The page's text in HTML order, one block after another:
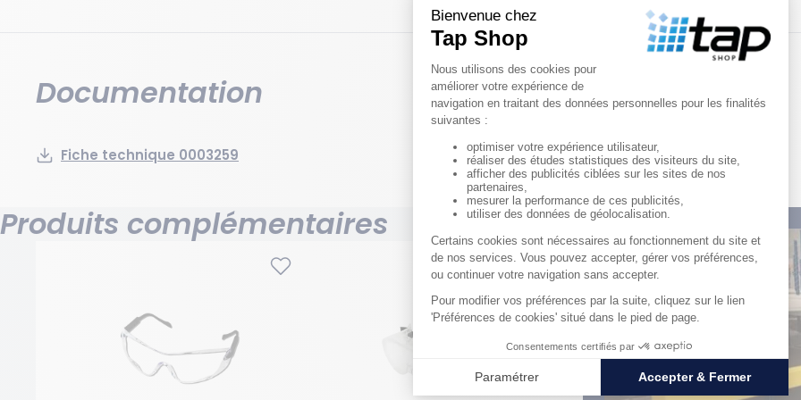
Documentation
Fiche technique 0003259
Produits complémentaires